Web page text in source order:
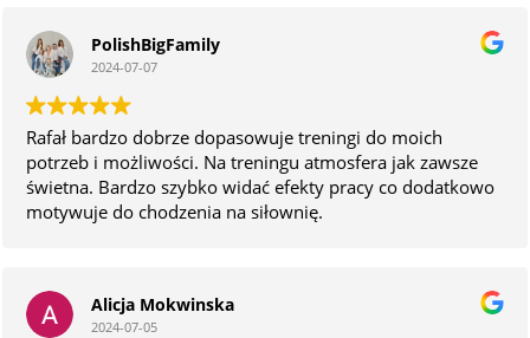
PolishBigFamily
2024-07-07
Rafał bardzo dobrze dopasowuje treningi do moich
potrzeb i możliwości. Na treningu atmosfera jak zawsze
świetna. Bardzo szybko widać efekty pracy co dodatkowo
motywuje do chodzenia na siłownię.
Alicja Mokwinska
2024-07-05